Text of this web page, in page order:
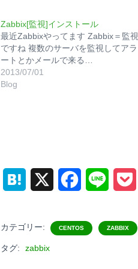
Zabbix[監視]インストール
最近Zabbixやってます Zabbix＝監視
ですね 複数のサーバを監視してアラ
ートとかメールで来る…
2013/07/01
Blog
t
e
c n c
カテゴリー: CENTOS ZABBIX
タグ: zabbix